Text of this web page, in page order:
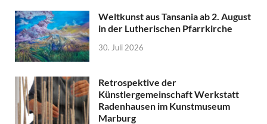
Weltkunst aus Tansania ab 2. August
in der Lutherischen Pfarrkirche
30. Juli 2026
Retrospektive der
Künstlergemeinschaft Werkstatt
Radenhausen im Kunstmuseum
Marburg